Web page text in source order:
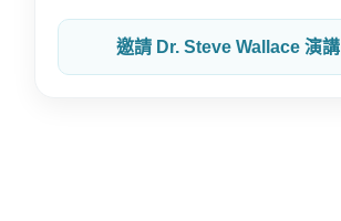
邀請 Dr. Steve Wallace 演講